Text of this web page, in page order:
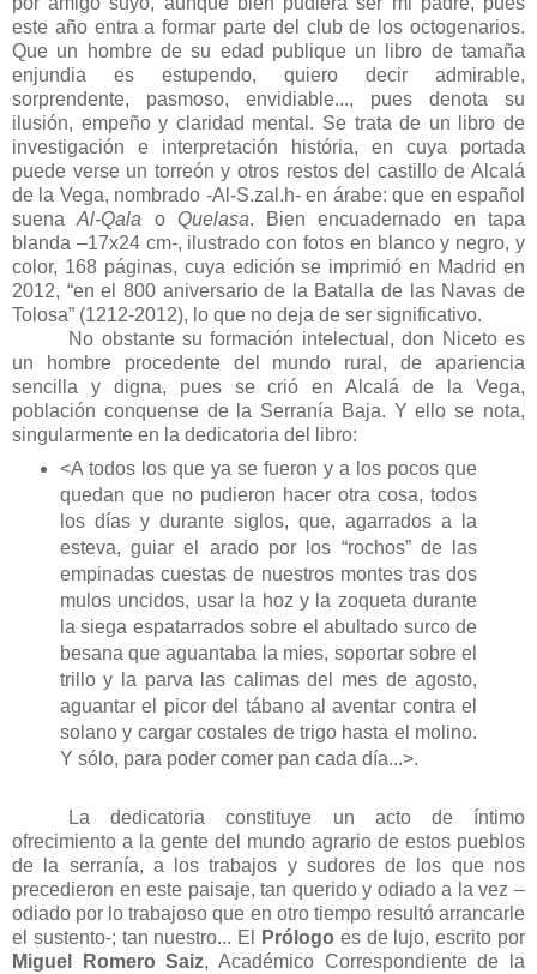
este año entra a formar parte del club de los octogenarios.
Que un hombre de su edad publique un libro de tamaña
enjundia es estupendo, quiero decir admirable,
sorprendente, pasmoso, envidiable..., pues denota su
ilusión, empeño y claridad mental. Se trata de un libro de
investigación e interpretación história, en cuya portada
puede verse un torreón y otros restos del castillo de Alcalá
de la Vega, nombrado -Al-S.zal.h- en árabe: que en español
suenaAl-Qala o Quelasa. Bien encuadernado en tapa
blanda –17x24 cm-, ilustrado con fotos en blanco y negro, y
color, 168 páginas, cuya edición se imprimió en Madrid en
2012, “en el 800 aniversario de la Batalla de las Navas de
Tolosa” (1212-2012), lo que no deja de ser significativo.
No obstante su formación intelectual, don Niceto es
un hombre procedente del mundo rural, de apariencia
sencilla y digna, pues se crió en Alcalá de la Vega,
población conquense de la Serranía Baja. Y ello se nota,
singularmente en la dedicatoria del libro:
<A todos los que ya se fueron y a los pocos que
quedan que no pudieron hacer otra cosa, todos
los días y durante siglos, que, agarrados a la
esteva, guiar el arado por los “rochos” de las
empinadas cuestas de nuestros montes tras dos
mulos uncidos, usar la hoz y la zoqueta durante
la siega espatarrados sobre el abultado surco de
besana que aguantaba la mies, soportar sobre el
trillo y la parva las calimas del mes de agosto,
aguantar el picor del tábano al aventar contra el
solano y cargar costales de trigo hasta el molino.
Y sólo, para poder comer pan cada día...>.
La dedicatoria constituye un acto de íntimo
ofrecimiento a la gente del mundo agrario de estos pueblos
de la serranía, a los trabajos y sudores de los que nos
precedieron en este paisaje, tan querido y odiado a la vez –
odiado por lo trabajoso que en otro tiempo resultó arrancarle
el sustento-; tan nuestro... El
Prólogo es de lujo, escrito por
Miguel Romero Saiz, Académico Correspondiente de la